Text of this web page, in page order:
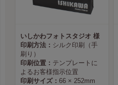
いしかわフォトスタジオ 様
印刷方法： シルク印刷（手
刷り）
印刷位置： テンプレートに
よるお客様指示位置
印刷サイズ： 66 × 252mm